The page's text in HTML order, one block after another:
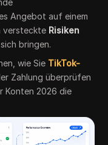
Angebot auf einem
versteckte Risiken
bringen.
wie Sie TikTok-
Zahlung überprüfen
Konten 2026 die